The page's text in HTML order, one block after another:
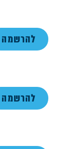
להרשמה
להרשמה